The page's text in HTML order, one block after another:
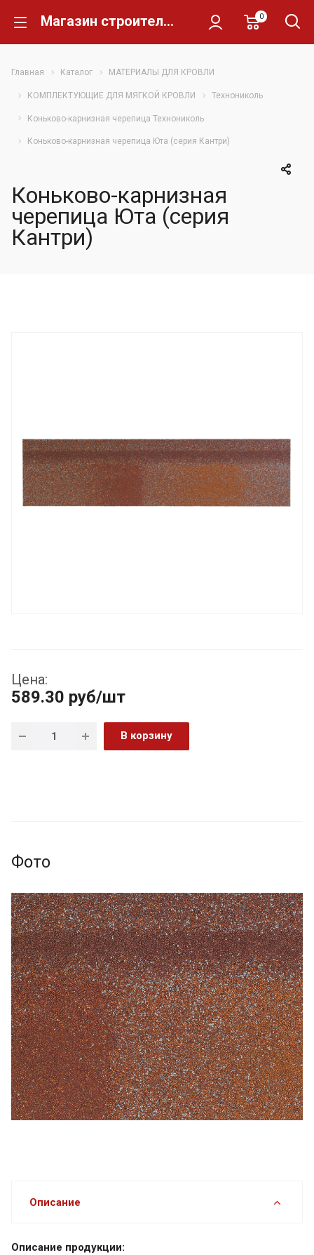
Магазин строительных материалов Склад Кирпича 0
Главная Каталог МАТЕРИАЛЫ ДЛЯ КРОВЛИ
КОМПЛЕКТУЮЩИЕ ДЛЯ МЯГКОЙ КРОВЛИ Технониколь
Коньково-карнизная черепица Технониколь
Коньково-карнизная черепица Юта (серия Кантри)
Коньково-карнизная
черепица Юта (серия
Кантри)
Цена:
589.30 руб/шт
В корзину
Фото
Описание
Описание продукции: